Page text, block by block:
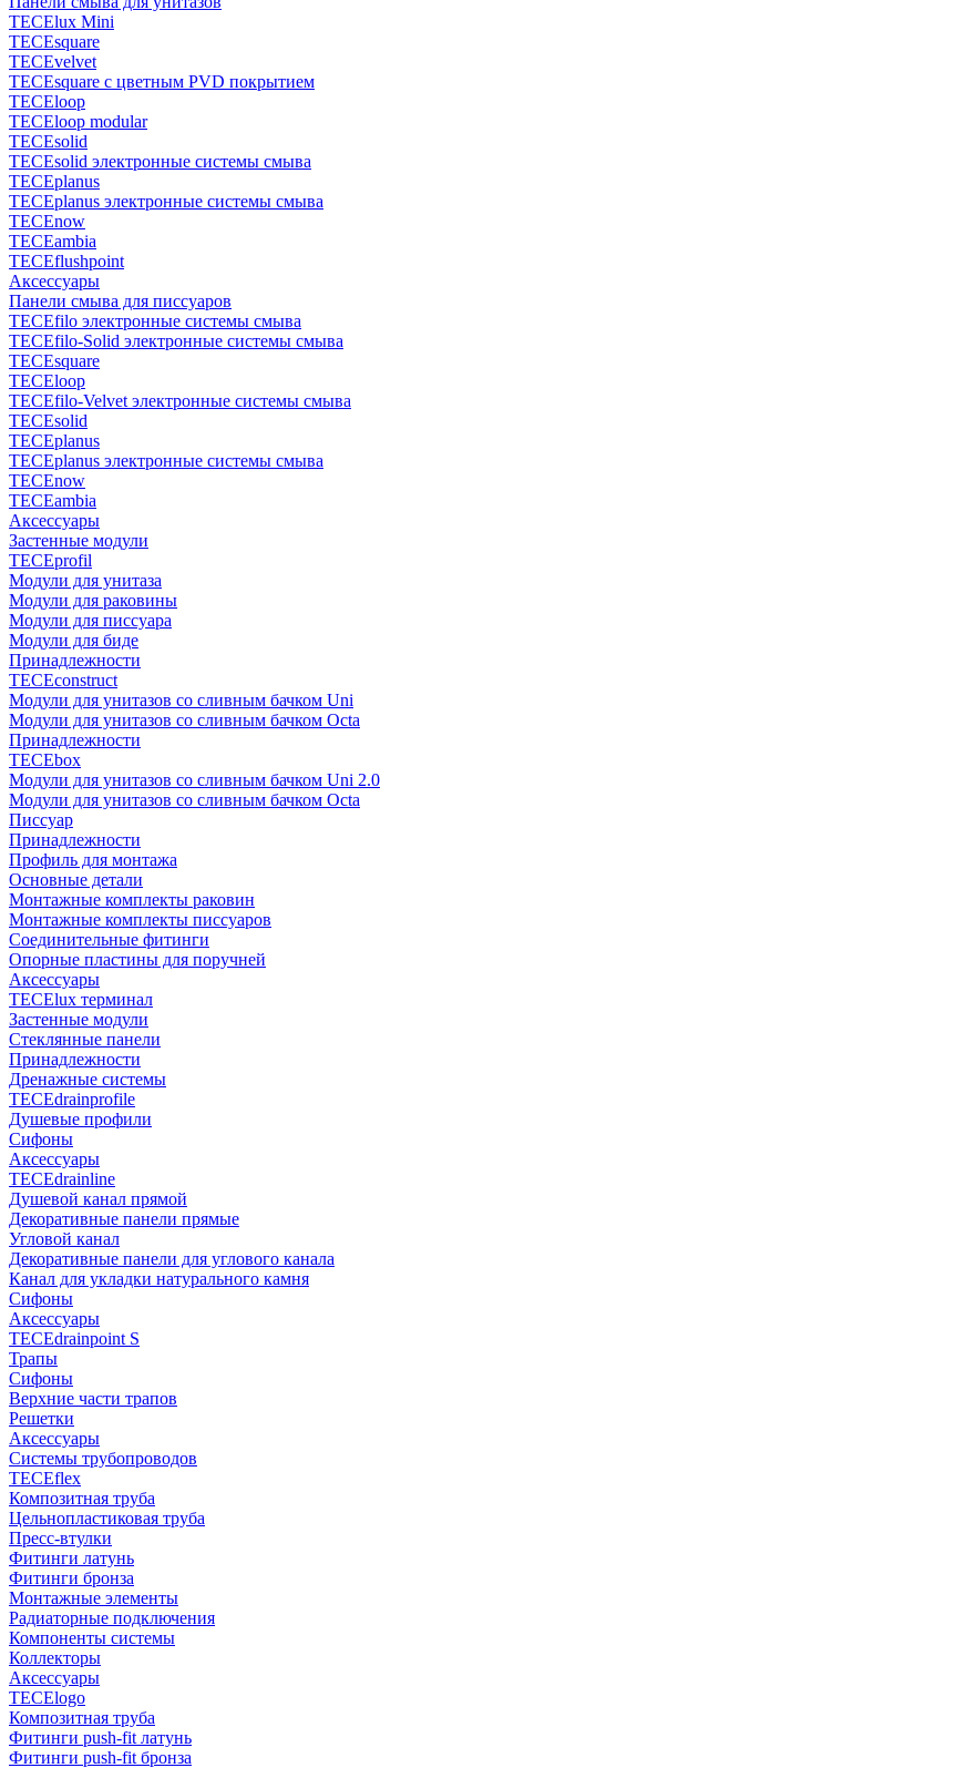
TECElux Mini
TECEsquare
TECEvelvet
TECEsquare с цветным PVD покрытием
TECEloop
TECEloop modular
TECEsolid
TECEsolid электронные системы смыва
TECEplanus
TECEplanus электронные системы смыва
TECEnow
TECEambia
TECEflushpoint
Аксессуары
Панели смыва для писсуаров
TECEfilo электронные системы смыва
TECEfilo-Solid электронные системы смыва
TECEsquare
TECEloop
TECEfilo-Velvet электронные системы смыва
TECEsolid
TECEplanus
TECEplanus электронные системы смыва
TECEnow
TECEambia
Аксессуары
Застенные модули
TECEprofil
Модули для унитаза
Модули для раковины
Модули для писсуара
Модули для биде
Принадлежности
TECEconstruct
Модули для унитазов со сливным бачком Uni
Модули для унитазов со сливным бачком Octa
Принадлежности
TECEbox
Модули для унитазов со сливным бачком Uni 2.0
Модули для унитазов со сливным бачком Octa
Писсуар
Принадлежности
Профиль для монтажа
Основные детали
Монтажные комплекты раковин
Монтажные комплекты писсуаров
Соединительные фитинги
Опорные пластины для поручней
Аксессуары
TECElux терминал
Застенные модули
Стеклянные панели
Принадлежности
Дренажные системы
TECEdrainprofile
Душевые профили
Сифоны
Аксессуары
TECEdrainline
Душевой канал прямой
Декоративные панели прямые
Угловой канал
Декоративные панели для углового канала
Канал для укладки натурального камня
Сифоны
Аксессуары
TECEdrainpoint S
Трапы
Сифоны
Верхние части трапов
Решетки
Аксессуары
Системы трубопроводов
TECEflex
Композитная труба
Цельнопластиковая труба
Пресс-втулки
Фитинги латунь
Фитинги бронза
Монтажные элементы
Радиаторные подключения
Компоненты системы
Коллекторы
Аксессуары
TECElogo
Композитная труба
Фитинги push-fit латунь
Фитинги push-fit бронза